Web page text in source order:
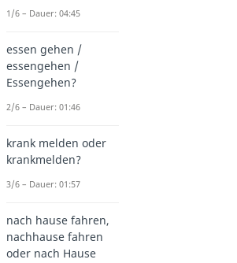
1/6 – Dauer: 04:45
essen gehen /
essengehen /
Essengehen?
2/6 – Dauer: 01:46
krank melden oder
krankmelden?
3/6 – Dauer: 01:57
nach hause fahren,
nachhause fahren
oder nach Hause